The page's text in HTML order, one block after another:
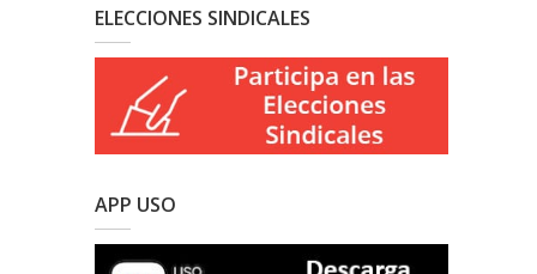
ELECCIONES SINDICALES
APP USO